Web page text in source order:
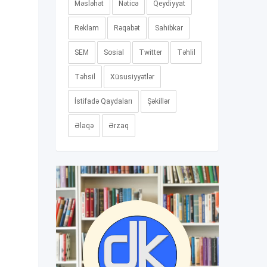
Məsləhət Nəticə Qeydiyyat
Reklam Rəqabət Sahibkar
SEM Sosial Twitter Təhlil
Təhsil Xüsusiyyətlər
İstifadə Qaydaları Şəkillər
Əlaqə Ərzaq